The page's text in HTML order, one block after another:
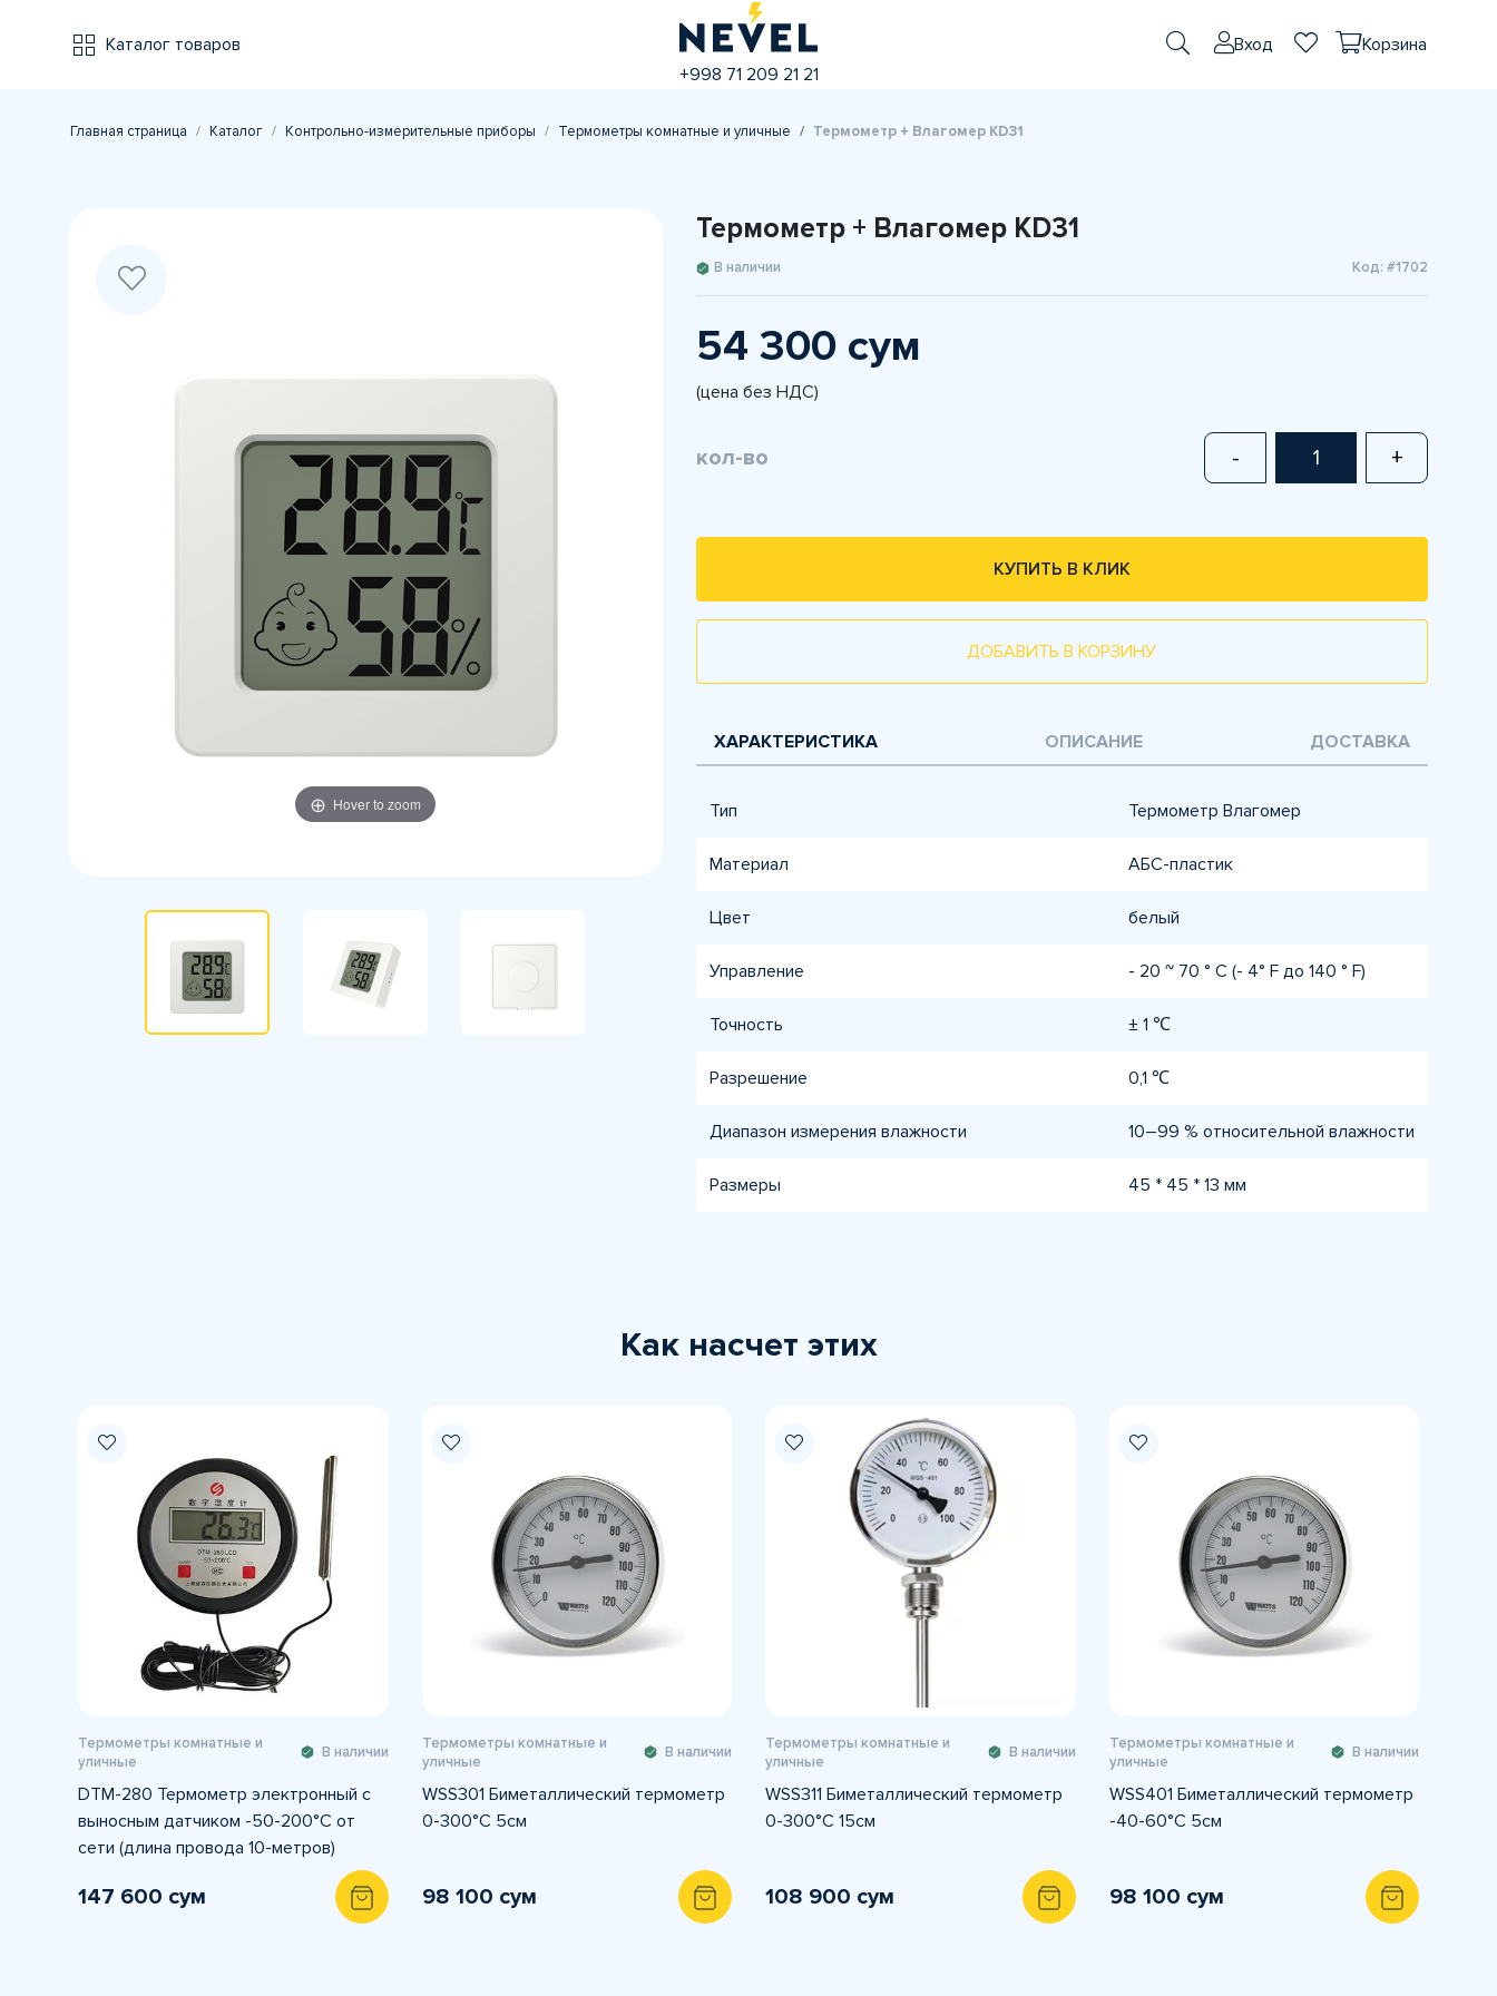
Каталог товаров
+998 71 209 21 21
Вход Корзина
Главная страница Каталог Контрольно-измерительные приборы Термометры комнатные и уличные Термометр + Влагомер KD31
Hover to zoom
Термометр + Влагомер KD31
В наличии Код: #1702
54 300 сум
(цена без НДС)
кол-во - +
КУПИТЬ В КЛИК
ДОБАВИТЬ В КОРЗИНУ
ХАРАКТЕРИСТИКА ОПИСАНИЕ ДОСТАВКА
Тип Термометр Влагомер
Материал АБС-пластик
Цвет белый
Управление - 20 ~ 70 ° C (- 4° F до 140 ° F)
Точность ± 1 ℃
Разрешение 0,1 ℃
Диапазон измерения влажности 10–99 % относительной влажности
Размеры 45 * 45 * 13 мм
Как насчет этих
Термометры комнатные и
уличные
В наличии
DTM-280 Термометр электронный с
выносным датчиком -50-200°C от
сети (длина провода 10-метров)
147 600 сум
Термометры комнатные и
уличные
В наличии
WSS301 Биметаллический термометр
0-300°C 5см
98 100 сум
Термометры комнатные и
уличные
В наличии
WSS311 Биметаллический термометр
0-300°C 15см
108 900 сум
Термометры комнатные и
уличные
В наличии
WSS401 Биметаллический термометр
-40-60°C 5см
98 100 сум